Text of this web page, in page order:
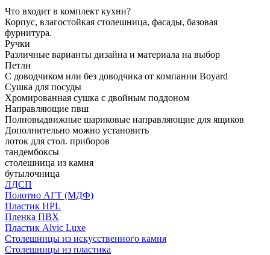
Что входит в комплект кухни?
Корпус, влагостойкая столешница, фасады, базовая
фурнитура.
Ручки
Различные варианты дизайна и материала на выбор
Петли
С доводчиком или без доводчика от компании Boyard
Сушка для посуды
Хромированная сушка с двойным поддоном
Направляющие пвш
Полновыдвижные шариковые направляющие для ящиков
Дополнительно можно установить
лоток для стол. приборов
тандембоксы
столешница из камня
бутылочница
ЛДСП
Полотно АГТ (МДФ)
Пластик HPL
Пленка ПВХ
Пластик Alvic Luxe
Столешницы из искусственного камня
Столешницы из пластика